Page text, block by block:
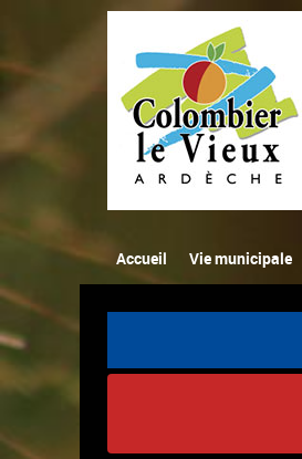
Accueil Vie municipale